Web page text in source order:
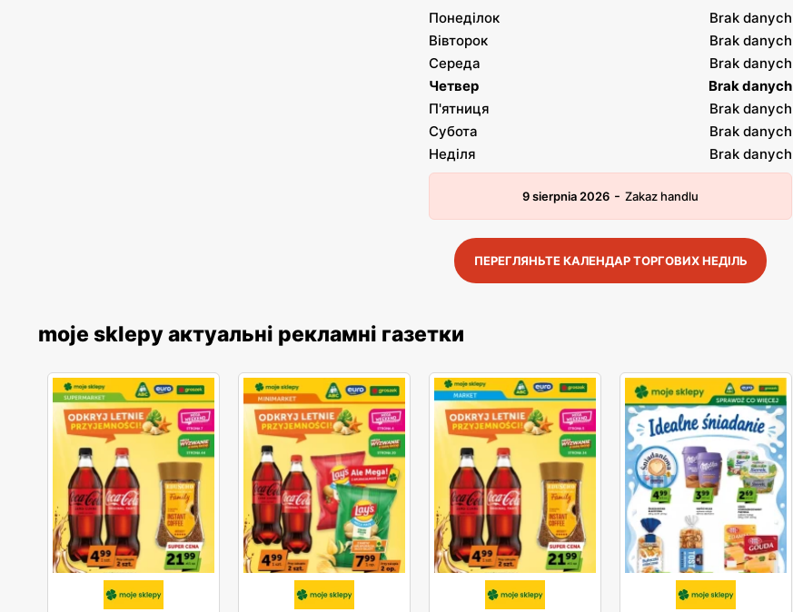
Понеділок
Brak danych
Вівторок
Brak danych
Середа
Brak danych
Четвер
Brak danych
П'ятниця
Brak danych
Субота
Brak danych
Неділя
Brak danych
9 sierpnia 2026 - Zakaz handlu
ПЕРЕГЛЯНЬТЕ КАЛЕНДАР ТОРГОВИХ НЕДІЛЬ
moje sklepy актуальні рекламні газетки